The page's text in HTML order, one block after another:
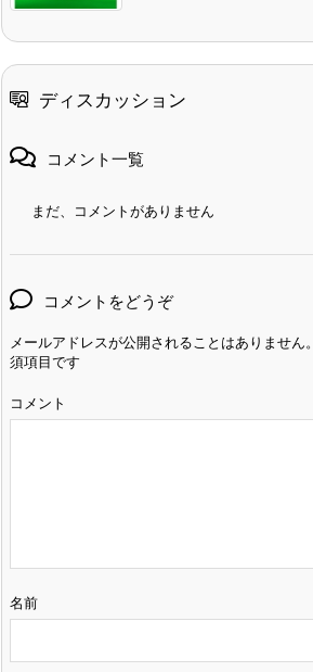
ディスカッション
コメント一覧
まだ、コメントがありません
コメントをどうぞ
メールアドレスが公開されることはありません。
須項目です
コメント
名前